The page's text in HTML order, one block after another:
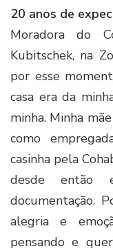
20 anos de
Moradora do
Kubitschek, na
por esse
casa era da
minha. Minha
como
casinha pela
desde então
documentação.
alegria e
pensando e